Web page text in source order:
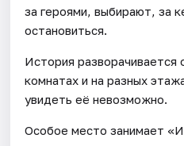
за героями, выбирают, за
остановиться.
История разворачивается
комнатах и на разных
увидеть её невозможно.
Особое место занимает